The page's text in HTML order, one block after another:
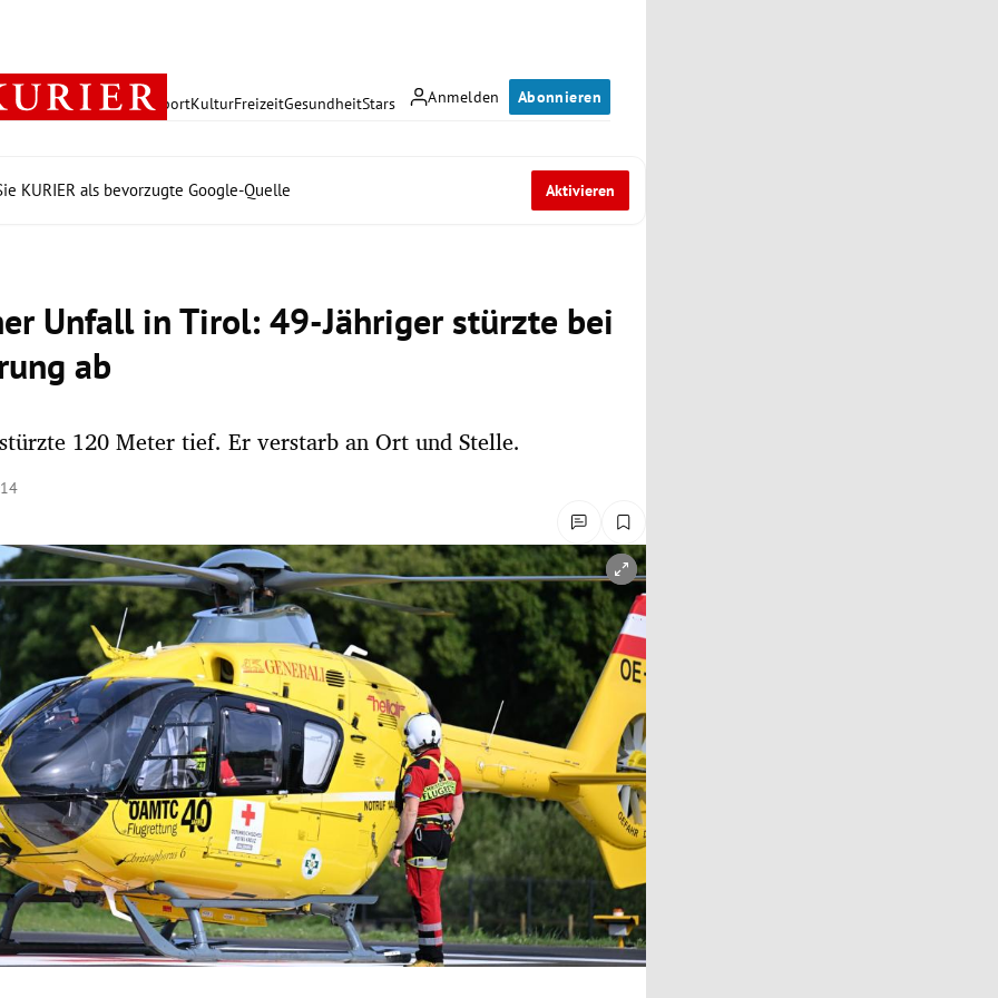
Anmelden Abonnieren
PolitikWirtschaft SportKulturFreizeitGesundheitStars
KURIER als bevorzugte Google-Quelle Aktivieren
Unfall in Tirol: 49-Jähriger stürzte bei
ab
120 Meter tief. Er verstarb an Ort und Stelle.
öffnen/schließen